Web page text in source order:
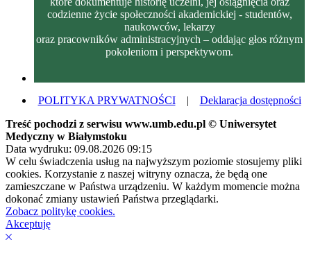
codzienne życie społeczności akademickiej - studentów,
naukowców, lekarzy
oraz pracowników administracyjnych – oddając głos różnym
pokoleniom i perspektywom.
POLITYKA PRYWATNOŚCI| Deklaracja dostępności
Treść pochodzi z serwisu www.umb.edu.pl © Uniwersytet
Medyczny w Białymstoku
Data wydruku: 09.08.2026 09:15
W celu świadczenia usług na najwyższym poziomie stosujemy pliki
cookies. Korzystanie z naszej witryny oznacza, że będą one
zamieszczane w Państwa urządzeniu. W każdym momencie można
dokonać zmiany ustawień Państwa przeglądarki.
Zobacz politykę cookies.
Akceptuję